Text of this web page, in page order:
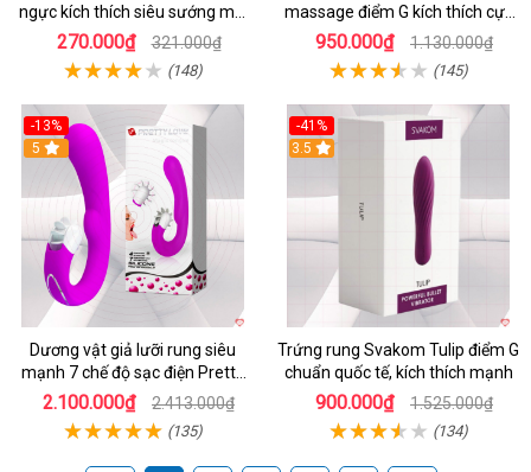
ngực kích thích siêu sướng mới
lạ
270.000₫ 321.000₫
(148)
massage điểm G kích thích cực
mạnh
950.000₫ 1.130.000₫
(145)
-13%
5
Dương vật giả lưỡi rung siêu
mạnh 7 chế độ sạc điện Pretty
Love
2.100.000₫ 2.413.000₫
(135)
-41%
3.5
Trứng rung Svakom Tulip điểm G
chuẩn quốc tế, kích thích mạnh
900.000₫ 1.525.000₫
(134)